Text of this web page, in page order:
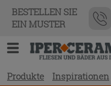
BESTELLEN SIE
EIN MUSTER
Produkte Inspirationen